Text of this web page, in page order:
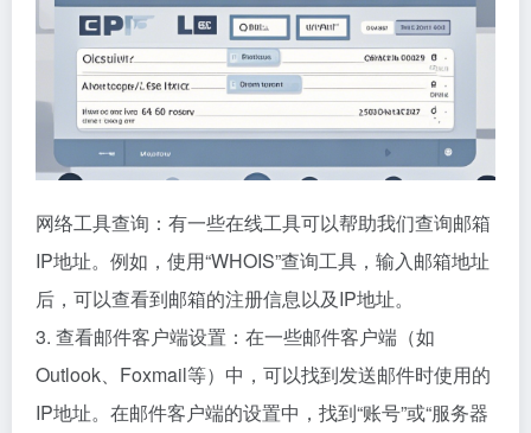
网络工具查询：有一些在线工具可以帮助我们查询邮箱
IP地址。例如，使用“WHOIS”查询工具，输入邮箱地址
后，可以查看到邮箱的注册信息以及IP地址。
3. 查看邮件客户端设置：在一些邮件客户端（如
Outlook、Foxmail等）中，可以找到发送邮件时使用的
IP地址。在邮件客户端的设置中，找到“账号”或“服务器